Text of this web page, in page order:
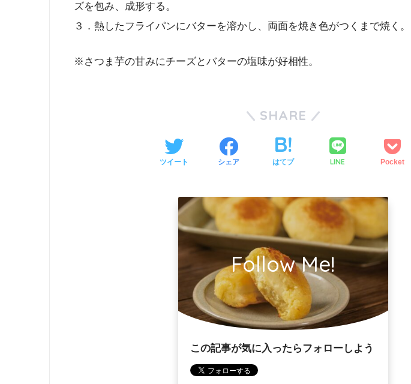
ズを包み、成形する。
３．熱したフライパンにバターを溶かし、両面を焼き色がつくまで焼く。
※さつま芋の甘みにチーズとバターの塩味が好相性。
SHARE
ツイート シェア はてブ LINE Pocket
Follow Me!
この記事が気に入ったらフォローしよう